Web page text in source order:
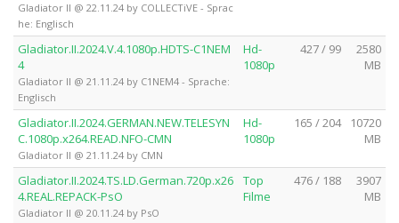
Gladiator II @ 22.11.24 by COLLECTiVE - Sprac
he: Englisch
Gladiator.II.2024.V.4.1080p.HDTS-C1NEM
4
Gladiator II @ 21.11.24 by C1NEM4 - Sprache:
Englisch
Hd-
1080p
427 / 99
2580
MB
Gladiator.II.2024.GERMAN.NEW.TELESYN
C.1080p.x264.READ.NFO-CMN
Gladiator II @ 21.11.24 by CMN
Hd-
1080p
165 / 204
10720
MB
Gladiator.II.2024.TS.LD.German.720p.x26
4.REAL.REPACK-PsO
Gladiator II @ 20.11.24 by PsO
Top
Filme
476 / 188
3907
MB